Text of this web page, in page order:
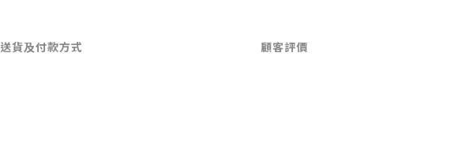
送貨及付款方式 顧客評價